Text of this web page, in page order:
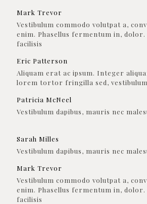
Mark Trevor
Vestibulum commodo volutpat a,
enim. Phasellus fermentum in, dolor.
facilisis
Eric Patterson
Aliquam erat ac ipsum. Integer
lorem tortor fringilla sed,
Patricia McNeel
Vestibulum dapibus, mauris nec
Sarah Milles
Vestibulum dapibus, mauris nec
Mark Trevor
Vestibulum commodo volutpat a,
enim. Phasellus fermentum in, dolor.
facilisis